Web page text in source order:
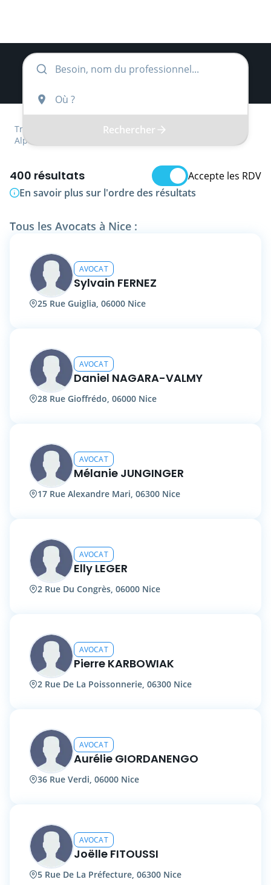
Rechercher
Trouver
Provence-Alpes-Côte d'Azur
Alpes-Maritimes
400 résultats
Accepte les RDV
En savoir plus sur l'ordre des résultats
Tous les Avocats à Nice :
AVOCAT
Sylvain FERNEZ
25 Rue Guiglia, 06000 Nice
AVOCAT
Daniel NAGARA-VALMY
28 Rue Gioffrédo, 06000 Nice
AVOCAT
Mélanie JUNGINGER
17 Rue Alexandre Mari, 06300 Nice
AVOCAT
Elly LEGER
2 Rue Du Congrès, 06000 Nice
AVOCAT
Pierre KARBOWIAK
2 Rue De La Poissonnerie, 06300 Nice
AVOCAT
Aurélie GIORDANENGO
36 Rue Verdi, 06000 Nice
AVOCAT
Joëlle FITOUSSI
5 Rue De La Préfecture, 06300 Nice